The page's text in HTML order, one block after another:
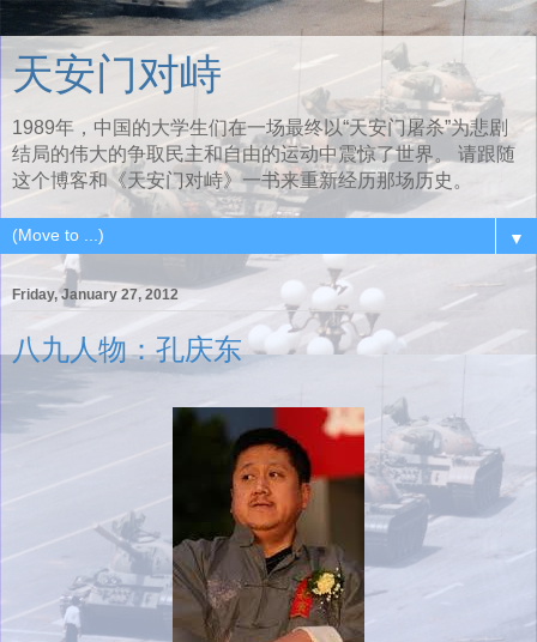
天安门对峙
1989年，中国的大学生们在一场最终以“天安门屠杀”为悲剧
结局的伟大的争取民主和自由的运动中震惊了世界。 请跟随
这个博客和《天安门对峙》一书来重新经历那场历史。
▼
Friday, January 27, 2012
八九人物：孔庆东